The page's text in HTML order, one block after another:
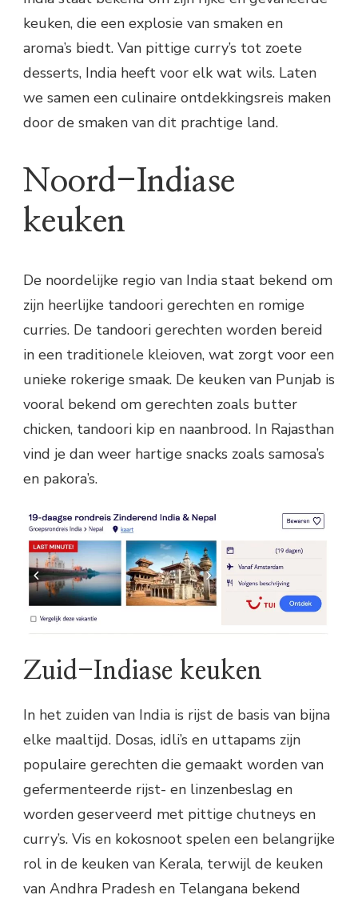
keuken, die een explosie van smaken en
aroma’s biedt. Van pittige curry’s tot zoete
desserts, India heeft voor elk wat wils. Laten
we samen een culinaire ontdekkingsreis maken
door de smaken van dit prachtige land.
Noord-Indiase
keuken
De noordelijke regio van India staat bekend om
zijn heerlijke tandoori gerechten en romige
curries. De tandoori gerechten worden bereid
in een traditionele kleioven, wat zorgt voor een
unieke rokerige smaak. De keuken van Punjab is
vooral bekend om gerechten zoals butter
chicken, tandoori kip en naanbrood. In Rajasthan
vind je dan weer hartige snacks zoals samosa’s
en pakora’s.
Zuid-Indiase keuken
In het zuiden van India is rijst de basis van bijna
elke maaltijd. Dosas, idli’s en uttapams zijn
populaire gerechten die gemaakt worden van
gefermenteerde rijst- en linzenbeslag en
worden geserveerd met pittige chutneys en
curry’s. Vis en kokosnoot spelen een belangrijke
rol in de keuken van Kerala, terwijl de keuken
van Andhra Pradesh en Telangana bekend